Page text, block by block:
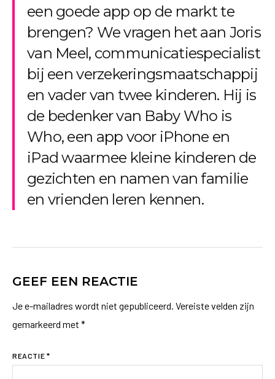
een goede app op de markt te
brengen? We vragen het aan Joris
van Meel, communicatiespecialist
bij een verzekeringsmaatschappij
en vader van twee kinderen. Hij is
de bedenker van Baby Who is
Who, een app voor iPhone en
iPad waarmee kleine kinderen de
gezichten en namen van familie
en vrienden leren kennen.
GEEF EEN REACTIE
Je e-mailadres wordt niet gepubliceerd. Vereiste velden zijn
gemarkeerd met *
REACTIE *